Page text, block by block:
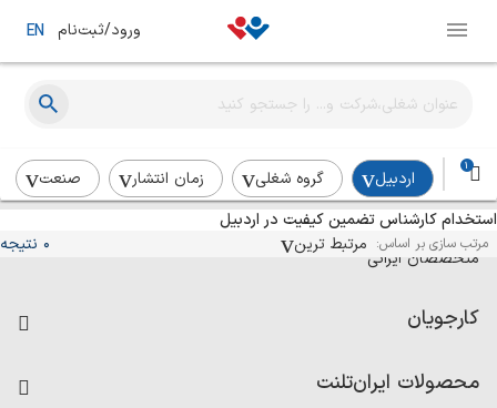
ورود/ثبت‌نام EN
1
اردبیل گروه شغلی زمان انتشار
صنعت
استخدام کارشناس تضمین کیفیت در اردبیل
مرتب سازی بر اساس: مرتبط ترین 0 نتیجه
آگهی‌های استخدام و همکاری برای
متخصصان ایرانی
کارجویان
رزومه ساز
محصولات ایران‌تلنت